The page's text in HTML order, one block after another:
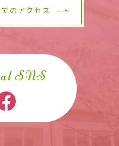
のアクセス
SNS